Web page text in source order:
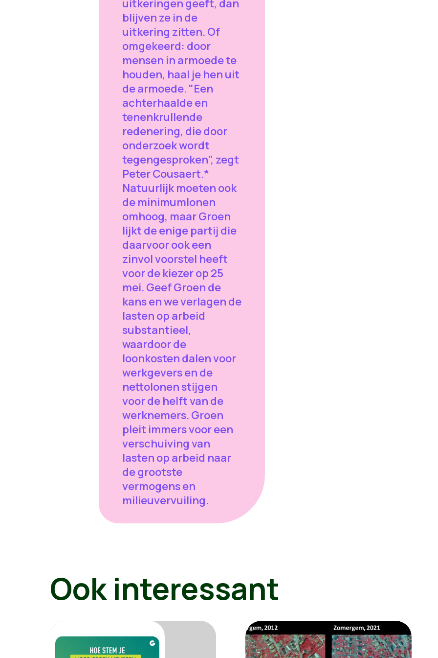
uitkeringen geeft, dan
blijven ze in de
uitkering zitten. Of
omgekeerd: door
mensen in armoede te
houden, haal je hen uit
de armoede. "Een
achterhaalde en
tenenkrullende
redenering, die door
onderzoek wordt
tegengesproken", zegt
Peter Cousaert.*
Natuurlijk moeten ook
de minimumlonen
omhoog, maar Groen
lijkt de enige partij die
daarvoor ook een
zinvol voorstel heeft
voor de kiezer op 25
mei. Geef Groen de
kans en we verlagen de
lasten op arbeid
substantieel,
waardoor de
loonkosten dalen voor
werkgevers en de
nettolonen stijgen
voor de helft van de
werknemers. Groen
pleit immers voor een
verschuiving van
lasten op arbeid naar
de grootste
vermogens en
milieuvervuiling.
Ook interessant